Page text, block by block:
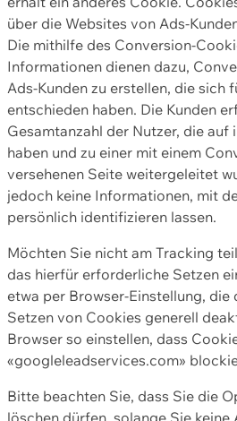
über die Websites von Ads-
Die mithilfe des Conversion-
Informationen dienen dazu,
Ads-Kunden zu erstellen, die sich
entschieden haben. Die Kunden
Gesamtanzahl der Nutzer, die
haben und zu einer mit einem
versehenen Seite weitergeleitet
jedoch keine Informationen, mit
persönlich identifizieren lassen.
Möchten Sie nicht am Tracking
das hierfür erforderliche Setzen
etwa per Browser-Einstellung, die
Setzen von Cookies generell
Browser so einstellen, dass
«googleleadservices.com»
Bitte beachten Sie, dass Sie die